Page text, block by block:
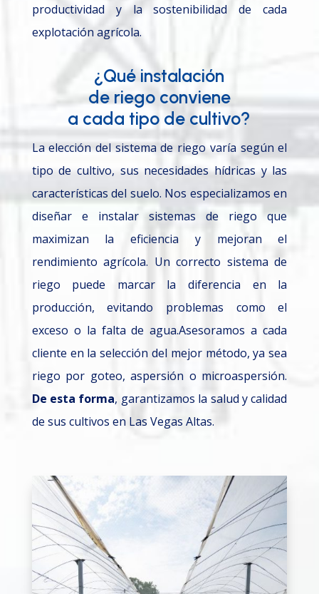
productividad y la sostenibilidad de cada
explotación agrícola.
¿Qué instalación
de riego conviene
a cada tipo de cultivo?
La elección del sistema de riego varía según el
tipo de cultivo, sus necesidades hídricas y las
características del suelo. Nos especializamos en
diseñar e instalar sistemas de riego que
maximizan la eficiencia y mejoran el
rendimiento agrícola. Un correcto sistema de
riego puede marcar la diferencia en la
producción, evitando problemas como el
exceso o la falta de agua.Asesoramos a cada
cliente en la selección del mejor método, ya sea
riego por goteo, aspersión o microaspersión.
De esta forma, garantizamos la salud y calidad
de sus cultivos en Las Vegas Altas.